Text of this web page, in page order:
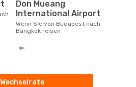
Don Mueang
International Airport
Wenn Sie von Budapest nach
Bangkok reisen
Wechselrate